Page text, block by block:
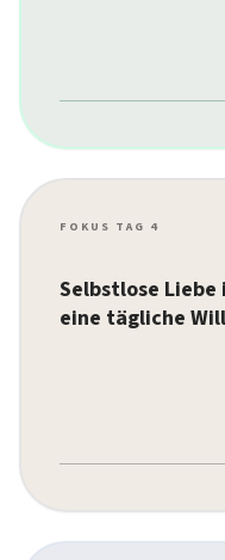
FOKUS TAG 4
Selbstlose
eine tägliche